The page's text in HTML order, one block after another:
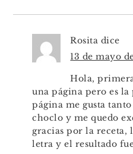
Rosita dice
13 de mayo
Hola,
una página pero es
página me gusta
choclo y me quedo
gracias por la receta,
letra y el resultado